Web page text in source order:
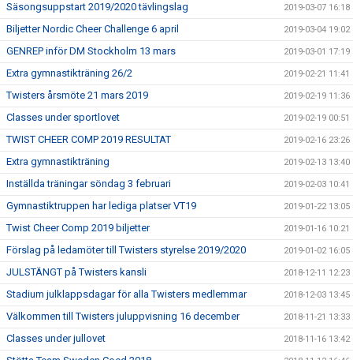
Säsongsuppstart 2019/2020 tävlingslag 2019-03-07 16:18
Biljetter Nordic Cheer Challenge 6 april 2019-03-04 19:02
GENREP inför DM Stockholm 13 mars 2019-03-01 17:19
Extra gymnastikträning 26/2 2019-02-21 11:41
Twisters årsmöte 21 mars 2019 2019-02-19 11:36
Classes under sportlovet 2019-02-19 00:51
TWIST CHEER COMP 2019 RESULTAT 2019-02-16 23:26
Extra gymnastikträning 2019-02-13 13:40
Inställda träningar söndag 3 februari 2019-02-03 10:41
Gymnastiktruppen har lediga platser VT19 2019-01-22 13:05
Twist Cheer Comp 2019 biljetter 2019-01-16 10:21
Förslag på ledamöter till Twisters styrelse 2019/2020 2019-01-02 16:05
JULSTÄNGT på Twisters kansli 2018-12-11 12:23
Stadium julklappsdagar för alla Twisters medlemmar 2018-12-03 13:45
Välkommen till Twisters juluppvisning 16 december 2018-11-21 13:33
Classes under jullovet 2018-11-16 13:42